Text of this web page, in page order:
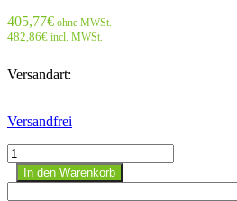
405,77€ ohne MWSt.
482,86€ incl. MWSt.
Versandart:
Versandfrei
Bücher
Transportwagen
Menge
In den Warenkorb